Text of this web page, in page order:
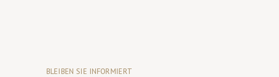
BLEIBEN SIE INFORMIERT